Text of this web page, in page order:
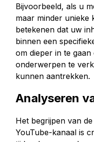
Bijvoorbeeld, als u
maar minder unieke
betekenen dat uw
binnen een
om dieper in te
onderwerpen te
kunnen aantrekken.
Analyseren
Het begrijpen van
YouTube-kanaal is